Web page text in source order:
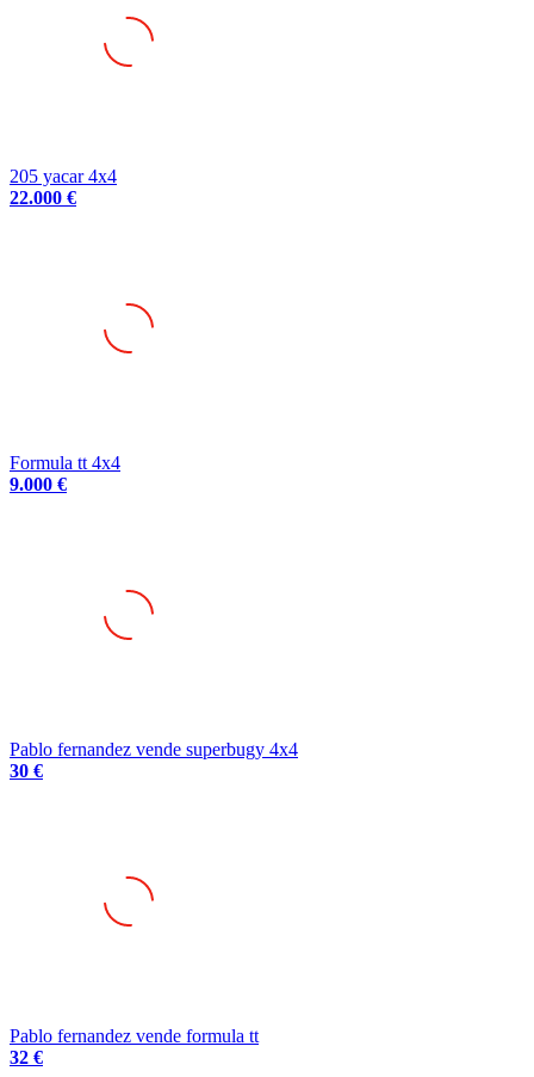
205 yacar 4x4
22.000 €
Formula tt 4x4
9.000 €
Pablo fernandez vende superbugy 4x4
30 €
Pablo fernandez vende formula tt
32 €